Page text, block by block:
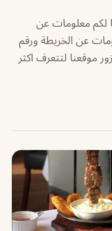
لكم معلومات عن
عن الخريطة ورقم
موقعنا لتتعرف اكثر